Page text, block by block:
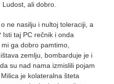
ali dobro.
ne nasilju i nultoj toleraciji, a
Isti taj PC rečnik i onda
ga dobro pamtimo,
zemlju, bombarduje je i
su nad nama izmislili pojam
je kolateralna šteta